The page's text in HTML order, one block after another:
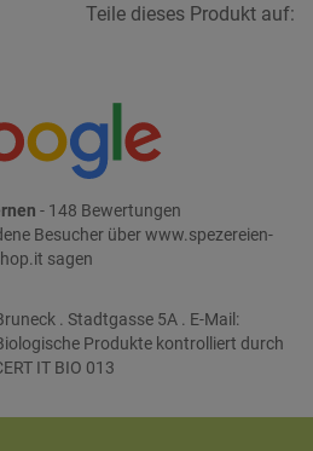
Teile dieses Produkt auf:
- 148 Bewertungen
Besucher über www.spezereien-
sagen
. Stadtgasse 5A . E-Mail:
Produkte kontrolliert durch
IT BIO 013